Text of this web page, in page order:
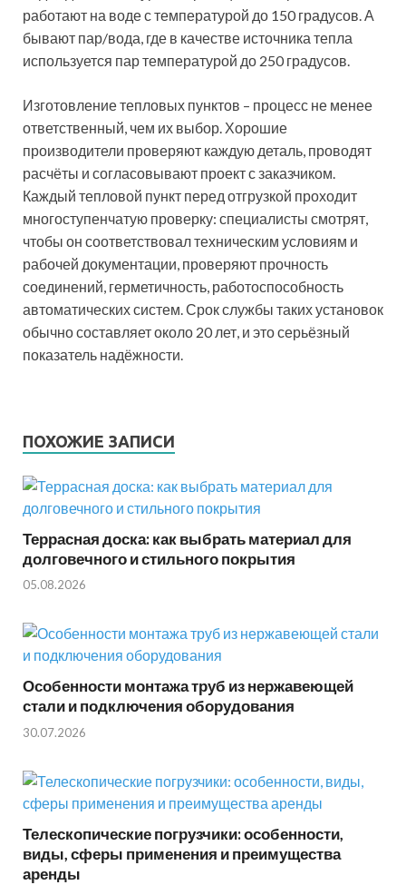
работают на воде с температурой до 150 градусов. А
бывают пар/вода, где в качестве источника тепла
используется пар температурой до 250 градусов.
Изготовление тепловых пунктов – процесс не менее
ответственный, чем их выбор. Хорошие
производители проверяют каждую деталь, проводят
расчёты и согласовывают проект с заказчиком.
Каждый тепловой пункт перед отгрузкой проходит
многоступенчатую проверку: специалисты смотрят,
чтобы он соответствовал техническим условиям и
рабочей документации, проверяют прочность
соединений, герметичность, работоспособность
автоматических систем. Срок службы таких установок
обычно составляет около 20 лет, и это серьёзный
показатель надёжности.
ПОХОЖИЕ ЗАПИСИ
Террасная доска: как выбрать материал для
долговечного и стильного покрытия
05.08.2026
Особенности монтажа труб из нержавеющей
стали и подключения оборудования
30.07.2026
Телескопические погрузчики: особенности,
виды, сферы применения и преимущества
аренды